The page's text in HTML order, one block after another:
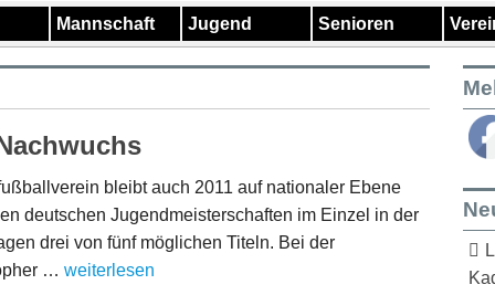
Mannschaft Jugend Senioren
bleibt auch 2011 auf nationaler Ebene
deutschen Jugendmeisterschaften im Einzel in der
drei von fünf möglichen Titeln. Bei der
… weiterlesen